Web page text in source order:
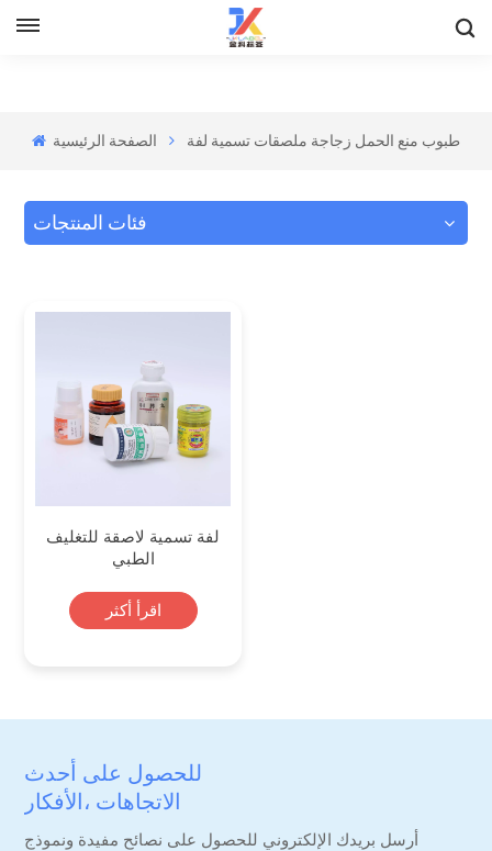
الصفحة الرئيسية طبوب منع الحمل زجاجة ملصقات تسمية لفة
فئات المنتجات
لفة تسمية لاصقة للتغليف
الطبي
اقرأ أكثر
للحصول على أحدث
الاتجاهات ،الأفكار
أرسل بريدك الإلكتروني للحصول على نصائح مفيدة ونموذج